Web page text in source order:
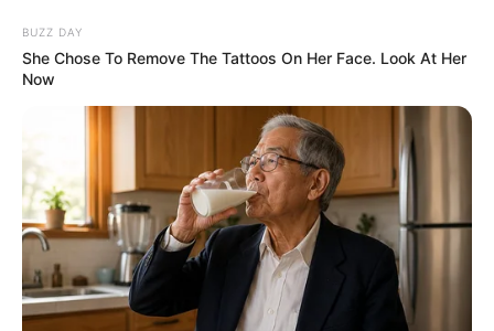
BUZZ DAY
She Chose To Remove The Tattoos On Her Face. Look At Her
Now